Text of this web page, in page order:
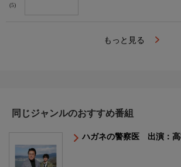
(5)
もっと見る
同じジャンルのおすすめ番組
ハガネの警察医 出演：